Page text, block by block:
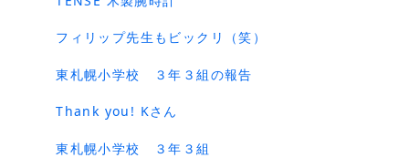
フィリップ先生もビックリ（笑）
東札幌小学校 ３年３組の報告
Thank you! Kさん
東札幌小学校 ３年３組